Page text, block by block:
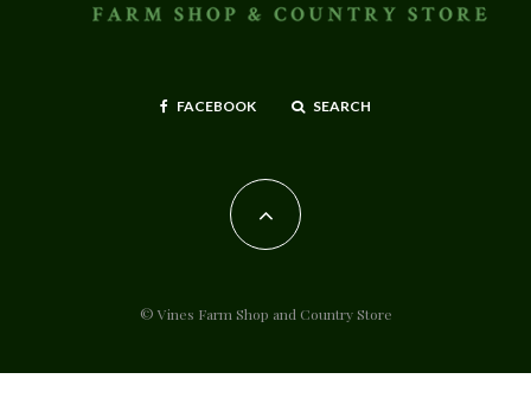
FACEBOOK SEARCH
© Vines Farm Shop and Country Store